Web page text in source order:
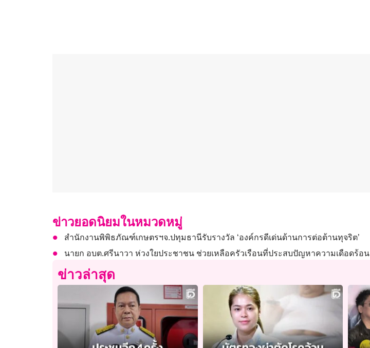
ข่าวยอดนิยมในหมวดหมู่
สำนักงานพิพิธภัณฑ์เกษตรฯจ.ปทุมธานีรับรางวัล ‘องค์กรดีเด่นด้านการต่อต้านทุจริต’
นายก อบต.ศรีนาวา ห่วงใยประชาชน ช่วยเหลือครัวเรือนที่ประสบปัญหาความเดือดร้อน
ข่าวล่าสุด